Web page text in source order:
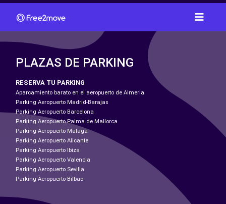
PLAZAS DE PARKING
RESERVA TU PARKING
Aparcamiento barato en el aeropuerto de Almeria
Parking Aeropuerto Madrid-Barajas
Parking Aeropuerto Barcelona
Parking Aeropuerto Palma de Mallorca
Parking Aeropuerto Malaga
Parking Aeropuerto Alicante
Parking Aeropuerto Ibiza
Parking Aeropuerto Valencia
Parking Aeropuerto Sevilla
Parking Aeropuerto Bilbao